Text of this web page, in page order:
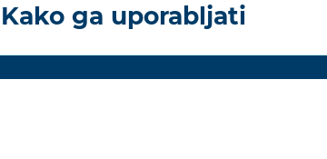
Kako ga uporabljati